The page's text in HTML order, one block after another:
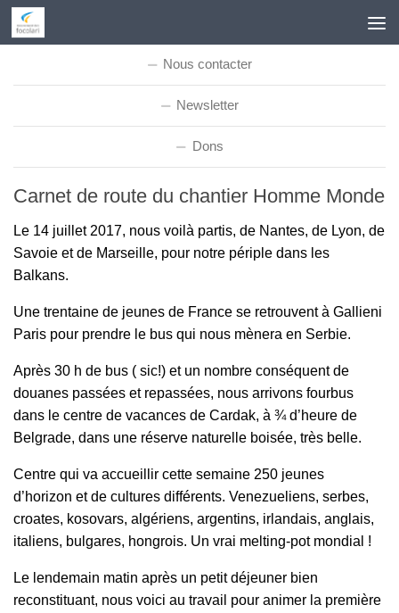
Skip to content
Nous contacter
Newsletter
Dons
Carnet de route du chantier Homme Monde
Le 14 juillet 2017, nous voilà partis, de Nantes, de Lyon, de
Savoie et de Marseille, pour notre périple dans les
Balkans.
Une trentaine de jeunes de France se retrouvent à Gallieni
Paris pour prendre le bus qui nous mènera en Serbie.
Après 30 h de bus ( sic!) et un nombre conséquent de
douanes passées et repassées, nous arrivons fourbus
dans le centre de vacances de Cardak, à ¾ d’heure de
Belgrade, dans une réserve naturelle boisée, très belle.
Centre qui va accueillir cette semaine 250 jeunes
d’horizon et de cultures différents. Venezueliens, serbes,
croates, kosovars, algériens, argentins, irlandais, anglais,
italiens, bulgares, hongrois. Un vrai melting-pot mondial !
Le lendemain matin après un petit déjeuner bien
reconstituant, nous voici au travail pour animer la première